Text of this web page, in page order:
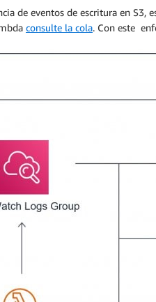
de eventos de escritura en
consulte la cola. Con este